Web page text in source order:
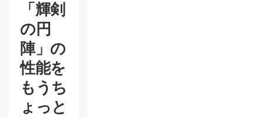
「輝剣
の円
陣」の
性能を
もうち
ょっと